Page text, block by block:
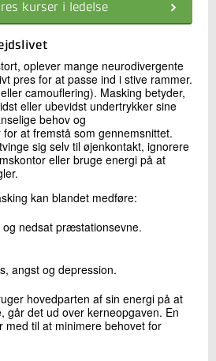
kurser i ledelse
oplever mange neurodivergente
pres for at passe ind i stive rammer.
camouflering). Masking betyder,
eller ubevidst undertrykker sine
behov og
at fremstå som gennemsnittet.
sig selv til øjenkontakt, ignorere
eller bruge energi på at
kan blandet medføre:
og nedsat præstationsevne.
angst og depression.
hovedparten af sin energi på at
går det ud over kerneopgaven. En
med til at minimere behovet for